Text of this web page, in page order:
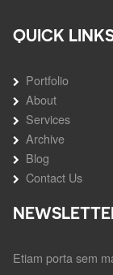
QUICK
Portfolio
About
Services
Archive
Blog
Contact Us
Etiam porta sem